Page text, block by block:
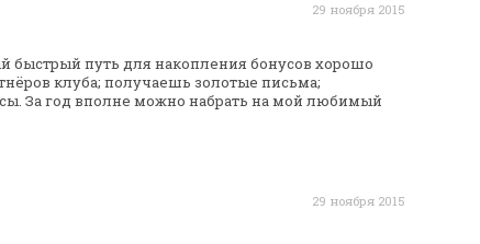
29 ноября 2015
быстрый путь для накопления бонусов хорошо
клуба; получаешь золотые письма;
За год вполне можно набрать на мой любимый
29 ноября 2015